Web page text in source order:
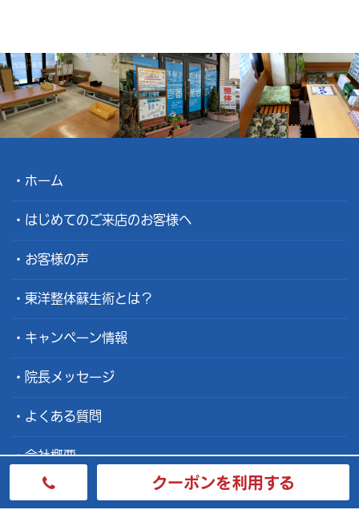
クーポンを利用する
ホーム
はじめてのご来店のお客様へ
お客様の声
東洋整体蘇生術とは？
キャンペーン情報
院長メッセージ
よくある質問
会社概要
整体士募集